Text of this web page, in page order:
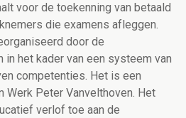
voor de toekenning van betaald
die examens afleggen.
door de
het kader van een systeem van
competenties. Het is een
Werk Peter Vanvelthoven. Het
verlof toe aan de